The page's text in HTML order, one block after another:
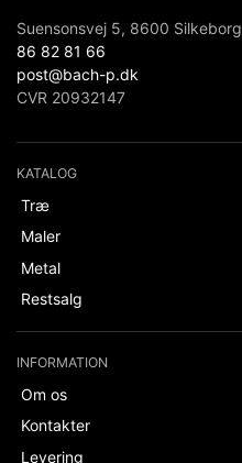
Suensonsvej 5, 8600 Silkeborg
86 82 81 66
post@bach-p.dk
CVR 20932147
KATALOG
Træ
Maler
Metal
Restsalg
INFORMATION
Om os
Kontakter
Levering